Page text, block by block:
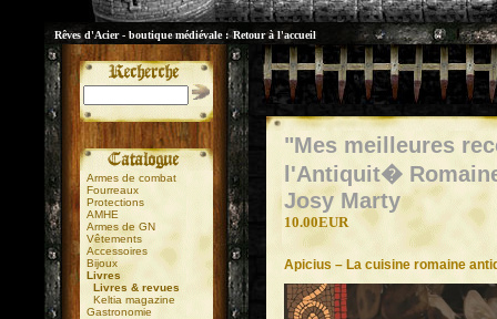
Rêves d'Acier - boutique médiévale : Retour à l'accueil
Armes de combat
Fourreaux
Protections
AMHE
Armes de GN
Vêtements
Accessoires
Bijoux
Livres
Livres & revues
Keltia magazine
Gastronomie
"Mes meilleures
l'Antiquit�
Josy Marty
10.00EUR
Apicius – La cuisine romaine